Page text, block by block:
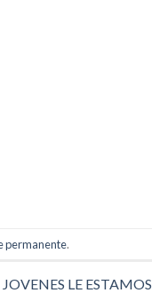
permanente.
LE ESTAMOS